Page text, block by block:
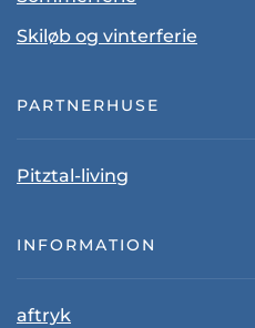
Skiløb og vinterferie
PARTNERHUSE
Pitztal-living
INFORMATION
aftryk